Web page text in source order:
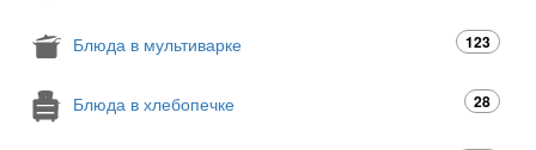
Блюда в мультиварке 123
Блюда в хлебопечке 28